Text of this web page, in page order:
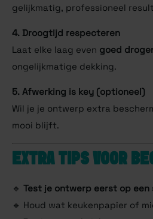
gelijkmatig, professioneel
4. Droogtijd respecteren
Laat elke laag even goed
ongelijkmatige dekking.
5. Afwerking is key (optioneel)
Wil je je ontwerp extra
mooi blijft.
EXTRA TIPS VOOR
🔹 Test je ontwerp eerst op
🔹 Houd wat keukenpapier of